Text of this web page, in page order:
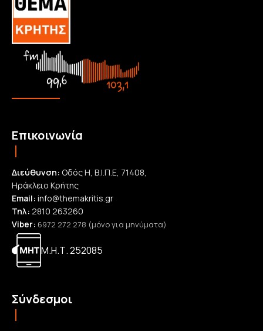
Επικοινωνία
Διεύθυνση: Οδός Η, Β.Ι.Π.Ε, 71408,
Ηράκλειο Κρήτης
Email: info@themakritis.gr
Τηλ: 2810 263260
Viber: 6972 272 278 (μόνο για μηνύματα)
Μ.Η.Τ. 252085
Σύνδεσμοι